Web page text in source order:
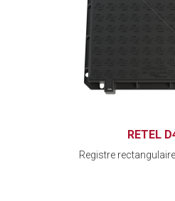
RETEL
Registre